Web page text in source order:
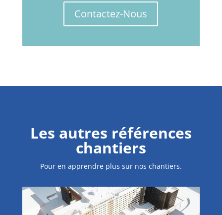
Contactez-Nous
Les autres références
chantiers
Pour en apprendre plus sur nos chantiers.